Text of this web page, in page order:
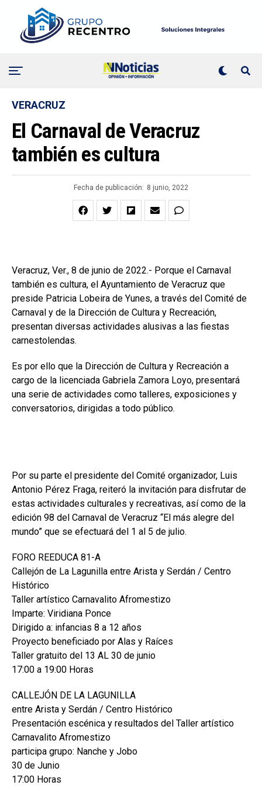
VERACRUZ
El Carnaval de Veracruz
también es cultura
Fecha de publicación: 8 junio, 2022
Veracruz, Ver., 8 de junio de 2022.- Porque el Carnaval
también es cultura, el Ayuntamiento de Veracruz que
preside Patricia Lobeira de Yunes, a través del Comité de
Carnaval y de la Dirección de Cultura y Recreación,
presentan diversas actividades alusivas a las fiestas
carnestolendas.
Es por ello que la Dirección de Cultura y Recreación a
cargo de la licenciada Gabriela Zamora Loyo, presentará
una serie de actividades como talleres, exposiciones y
conversatorios, dirigidas a todo público.
Por su parte el presidente del Comité organizador, Luis
Antonio Pérez Fraga, reiteró la invitación para disfrutar de
estas actividades culturales y recreativas, así como de la
edición 98 del Carnaval de Veracruz “El más alegre del
mundo” que se efectuará del 1 al 5 de julio.
FORO REEDUCA 81-A
Callejón de La Lagunilla entre Arista y Serdán / Centro
Histórico
Taller artístico Carnavalito Afromestizo
Imparte: Viridiana Ponce
Dirigido a: infancias 8 a 12 años
Proyecto beneficiado por Alas y Raíces
Taller gratuito del 13 AL 30 de junio
17:00 a 19:00 Horas
CALLEJÓN DE LA LAGUNILLA
entre Arista y Serdán / Centro Histórico
Presentación escénica y resultados del Taller artístico
Carnavalito Afromestizo
participa grupo: Nanche y Jobo
30 de Junio
17:00 Horas